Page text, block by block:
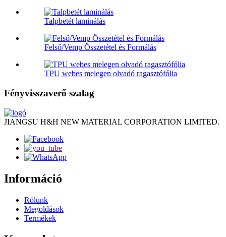
Talpbetét laminálás
Felső/Vemp Összetétel és Formálás
TPU webes melegen olvadó ragasztófólia
Fényvisszaverő szalag
JIANGSU H&H NEW MATERIAL CORPORATION LIMITED.
Információ
Rólunk
Megoldások
Termékek